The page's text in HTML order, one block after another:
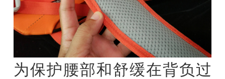
为保护腰部和舒缓在背负过